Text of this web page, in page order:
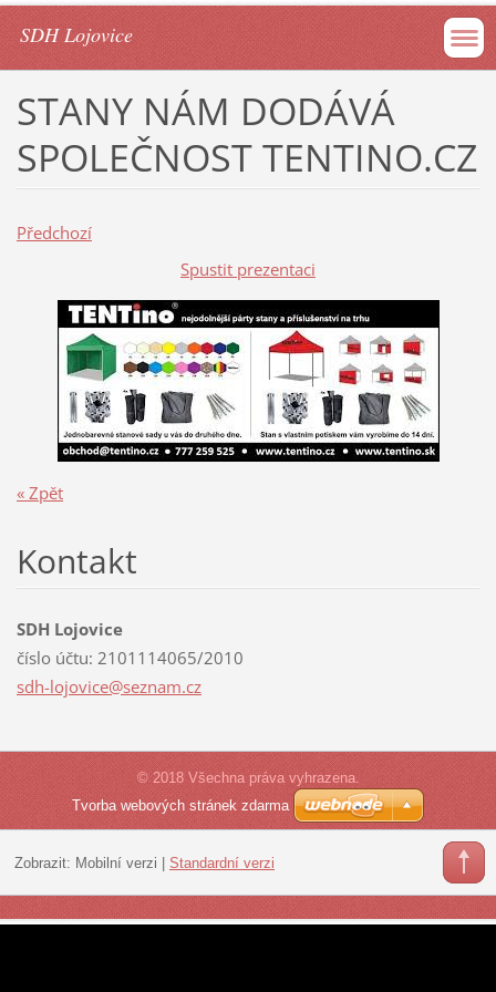
SDH Lojovice
STANY NÁM DODÁVÁ
SPOLEČNOST TENTINO.CZ
Předchozí
Spustit prezentaci
« Zpět
Kontakt
SDH Lojovice
číslo účtu: 2101114065/2010
sdh-lojovice@seznam.cz
© 2018 Všechna práva vyhrazena.
Tvorba webových stránek zdarma
Zobrazit: Mobilní verzi Standardní verzi